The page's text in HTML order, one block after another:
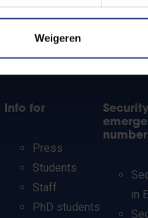
Weigeren
Info for
Press
Students
Staff
PhD students
in